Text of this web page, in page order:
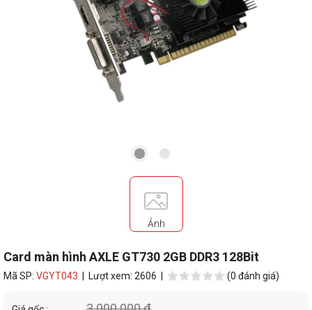
Ảnh
Card màn hình AXLE GT730 2GB DDR3 128Bit
Mã SP: VGYT043 | Lượt xem: 2606 | (0 đánh giá)